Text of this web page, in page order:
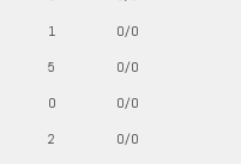
1
0/0
5
0/0
0
0/0
2
0/0